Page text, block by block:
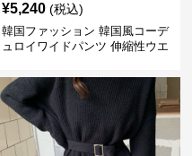
¥5,240 (税込)
韓国ファッション 韓国風コーデ
ュロイワイドパンツ 伸縮性ウエ